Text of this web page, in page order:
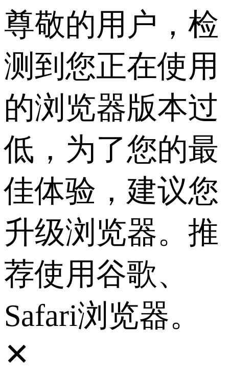
尊敬的用户，检
测到您正在使用
的浏览器版本过
低，为了您的最
佳体验，建议您
升级浏览器。推
荐使用谷歌、
Safari浏览器。
✕